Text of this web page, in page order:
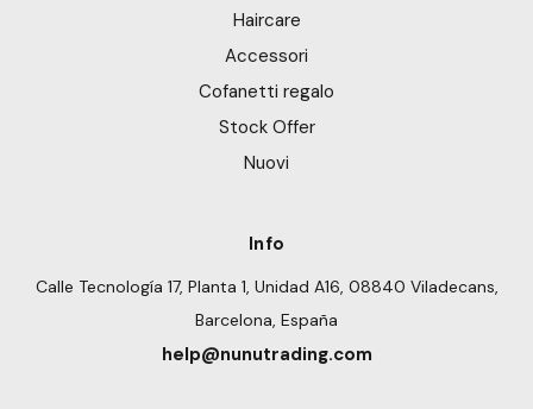
Haircare
Accessori
Cofanetti regalo
Stock Offer
Nuovi
Info
Calle Tecnología 17, Planta 1, Unidad A16, 08840 Viladecans,
Barcelona, España
help@nunutrading.com